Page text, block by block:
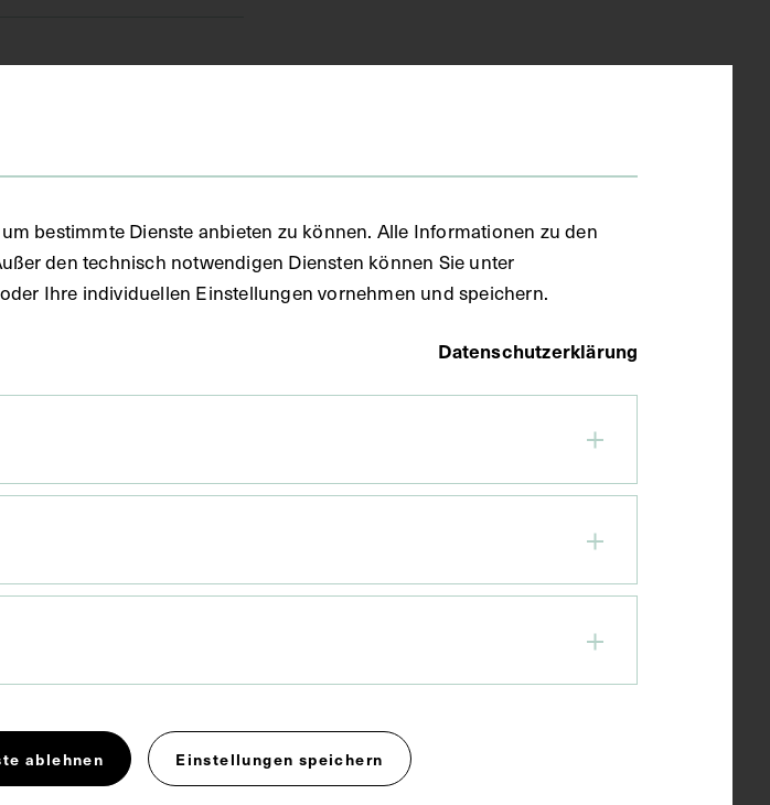
bestimmte Dienste anbieten zu können. Alle Informationen zu den
den technisch notwendigen Diensten können Sie unter
Ihre individuellen Einstellungen vornehmen und speichern.
Datenschutzerklärung
ablehnen Einstellungen speichern